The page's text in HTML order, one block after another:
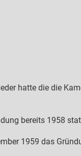
hatte die die
bereits 1958
1959 das